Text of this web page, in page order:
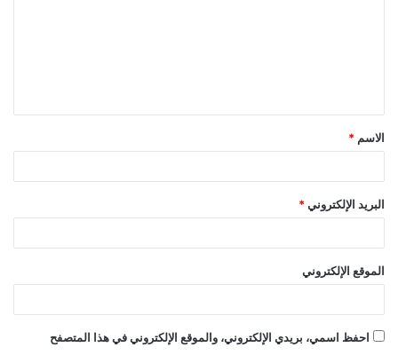
ق
*
الاسم *
البريد الإلكتروني *
الموقع الإلكتروني
احفظ اسمي، بريدي الإلكتروني، والموقع الإلكتروني في هذا المتصفح